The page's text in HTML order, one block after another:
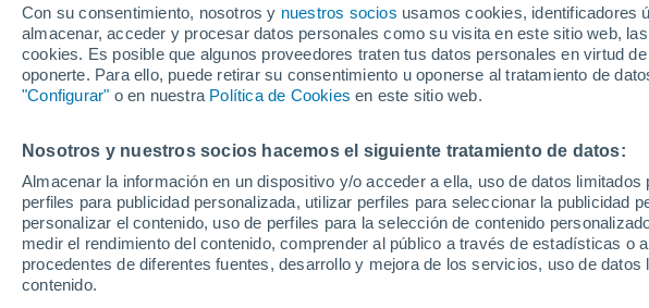
Con su consentimiento, nosotros y nuestros socios usamos cookies, identificadores
almacenar, acceder y procesar datos personales como su visita en este sitio web,
cookies. Es posible que algunos proveedores traten tus datos personales en virtud
oponerte. Para ello, puede retirar su consentimiento u oponerse al tratamiento de
"Configurar" o en nuestra Política de Cookies en este sitio web.
Nosotros y nuestros socios hacemos el siguiente tratamiento de datos:
Almacenar la información en un dispositivo y/o acceder a ella, uso de datos
perfiles para publicidad personalizada, utilizar perfiles para seleccionar la publicidad
personalizar el contenido, uso de perfiles para la selección de contenido
medir el rendimiento del contenido, comprender al público a través de estadísticas o
procedentes de diferentes fuentes, desarrollo y mejora de los servicios, uso de
contenido.
Un rayo cae en pleno partido de fútbol en
peligroso estar a la intemperie durante una
Gloria Martín